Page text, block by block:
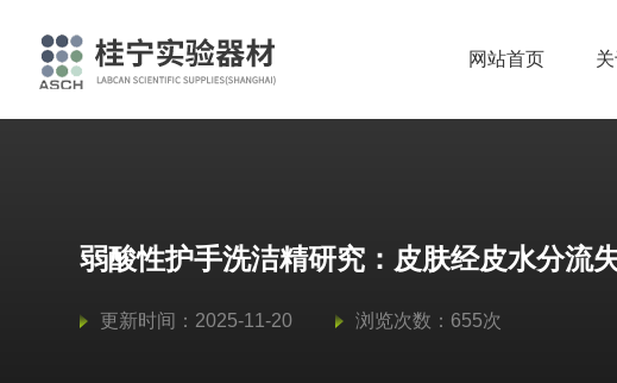
网站首页
弱酸性护手洗洁精研究：皮肤经皮水分流
更新时间：2025-11-20 浏览次数：655次